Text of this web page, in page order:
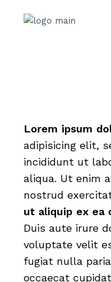
Lorem ipsum
adipisicing elit,
incididunt ut
aliqua. Ut enim
nostrud
ut aliquip ex ea
Duis aute irure
voluptate velit
fugiat nulla
occaecat